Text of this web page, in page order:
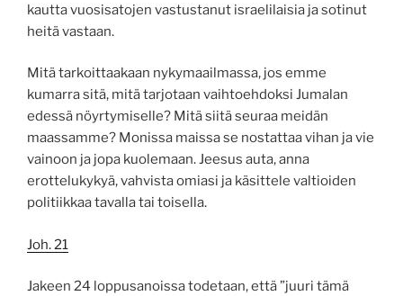
kautta vuosisatojen vastustanut israelilaisia ja sotinut
heitä vastaan.
Mitä tarkoittaakaan nykymaailmassa, jos emme
kumarra sitä, mitä tarjotaan vaihtoehdoksi Jumalan
edessä nöyrtymiselle? Mitä siitä seuraa meidän
maassamme? Monissa maissa se nostattaa vihan ja vie
vainoon ja jopa kuolemaan. Jeesus auta, anna
erottelukykyä, vahvista omiasi ja käsittele valtioiden
politiikkaa tavalla tai toisella.
Joh. 21
Jakeen 24 loppusanoissa todetaan, että ”juuri tämä